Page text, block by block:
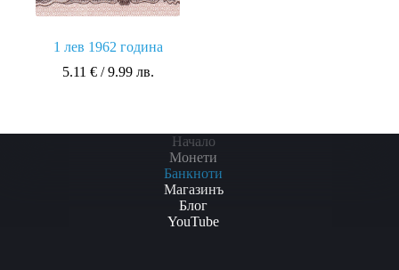
1 лев 1962 година
5.11 €/ 9.99 лв.
Начало
Монети
Банкноти
Магазинъ
Блог
YouTube